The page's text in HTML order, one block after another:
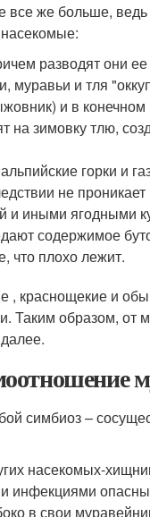
же больше,
разводят они
муравьи и тля
и в
зимовку тлю,
горки и
не
и иными ягодными
содержимое
что плохо лежит.
, краснощекие и
Таким образом, от
симбиоз –
насекомых-
инфекциями
в свои